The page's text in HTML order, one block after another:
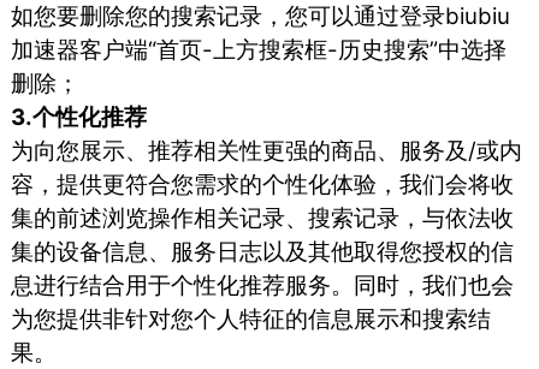
如您要删除您的搜索记录，您可以通过登录biubiu
加速器客户端“首页-上方搜索框-历史搜索”中选择
删除；
3.个性化推荐
为向您展示、推荐相关性更强的商品、服务及/或内
容，提供更符合您需求的个性化体验，我们会将收
集的前述浏览操作相关记录、搜索记录，与依法收
集的设备信息、服务日志以及其他取得您授权的信
息进行结合用于个性化推荐服务。同时，我们也会
为您提供非针对您个人特征的信息展示和搜索结
果。